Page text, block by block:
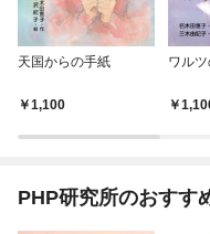
天国からの手紙
1,100
ワル
PHP研究所のおすす